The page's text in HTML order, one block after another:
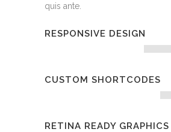
quis ante.
RESPONSIVE DESIGN
CUSTOM SHORTCODES
RETINA READY GRAPHICS